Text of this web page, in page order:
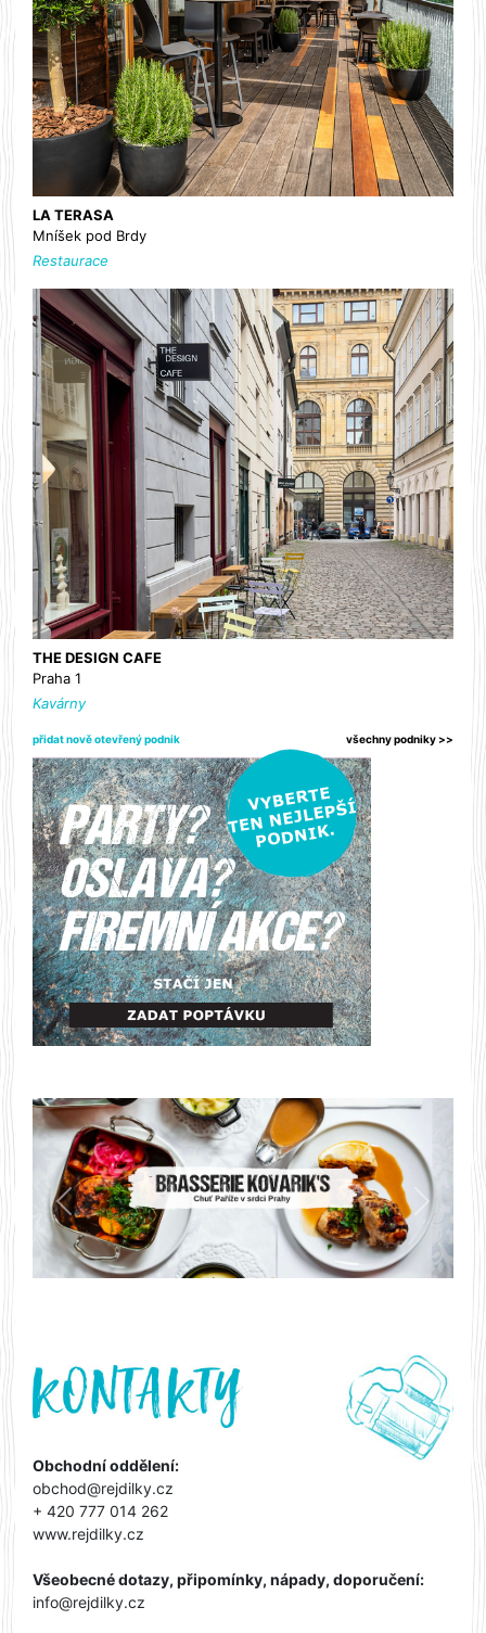
LA TERASA
Mníšek pod Brdy
Restaurace
THE DESIGN CAFE
Praha 1
Kavárny
přidat nově otevřený podnik všechny podniky >>
Předchozí Další
Obchodní oddělení:
obchod@rejdilky.cz
+ 420 777 014 262
www.rejdilky.cz
Všeobecné dotazy, připomínky, nápady, doporučení:
info@rejdilky.cz